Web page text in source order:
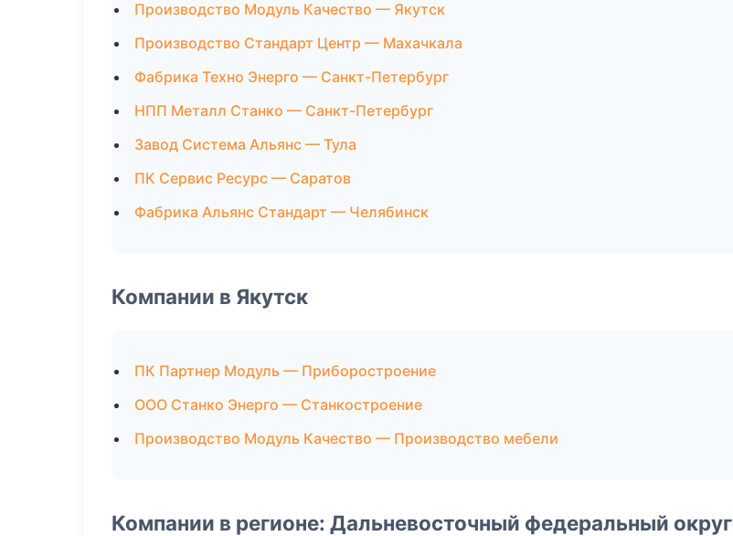
Производство Модуль Качество — Якутск
Производство Стандарт Центр — Махачкала
Фабрика Техно Энерго — Санкт-Петербург
НПП Металл Станко — Санкт-Петербург
Завод Система Альянс — Тула
ПК Сервис Ресурс — Саратов
Фабрика Альянс Стандарт — Челябинск
Компании в Якутск
ПК Партнер Модуль — Приборостроение
ООО Станко Энерго — Станкостроение
Производство Модуль Качество — Производство мебели
Компании в регионе: Дальневосточный федеральный округ